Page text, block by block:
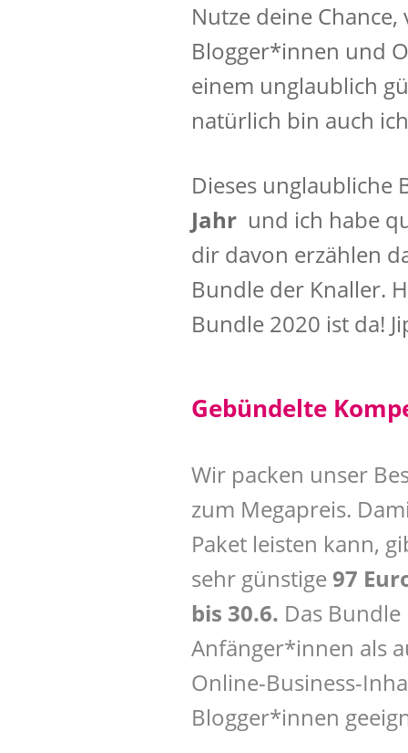
Nutze deine
Blogger*innen und
einem unglaublich
natürlich bin auch
Dieses unglaubliche
Jahr und ich habe
dir davon erzählen
Bundle der Knaller.
Bundle 2020 ist da!
Gebündelte
Wir packen unser
zum Megapreis.
Paket leisten kann,
sehr günstige97
bis 30.6. Das
Anfänger*innen als
Online-Business-
Blogger*innen